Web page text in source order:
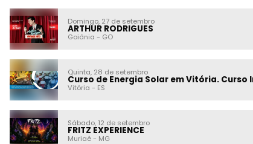
Domingo, 27 de setembro
ARTHUR RODRIGUES
Goiânia - GO
Quinta, 28 de setembro
Curso de Energia Solar em Vitória.
Vitória - ES
Sábado, 12 de setembro
FRITZ EXPERIENCE
Muriaé- MG